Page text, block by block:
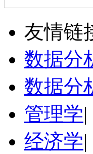
陈
硕
学
立
友情链
数据分
数据分
管理学|
经济学|